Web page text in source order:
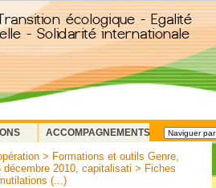
ACCOMPAGNEMENTS
> Formations et outils Genre,
décembre 2010, capitalisati > Fiches
(...)